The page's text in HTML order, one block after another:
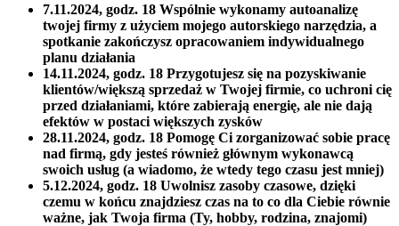
7.11.2024, godz. 18 Wspólnie wykonamy autoanalizę
twojej firmy z użyciem mojego autorskiego narzędzia, a
spotkanie zakończysz opracowaniem indywidualnego
planu działania
14.11.2024, godz. 18 Przygotujesz się na pozyskiwanie
klientów/większą sprzedaż w Twojej firmie, co uchroni cię
przed działaniami, które zabierają energię, ale nie dają
efektów w postaci większych zysków
28.11.2024, godz. 18 Pomogę Ci zorganizować sobie pracę
nad firmą, gdy jesteś również głównym wykonawcą
swoich usług (a wiadomo, że wtedy tego czasu jest mniej)
5.12.2024, godz. 18 Uwolnisz zasoby czasowe, dzięki
czemu w końcu znajdziesz czas na to co dla Ciebie równie
ważne, jak Twoja firma (Ty, hobby, rodzina, znajomi)